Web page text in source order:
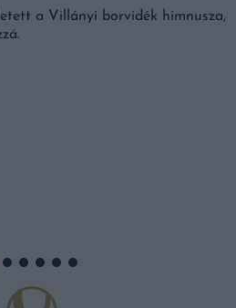
a Villányi borvidék himnusza,